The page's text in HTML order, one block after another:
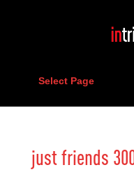
Select Page
just friends